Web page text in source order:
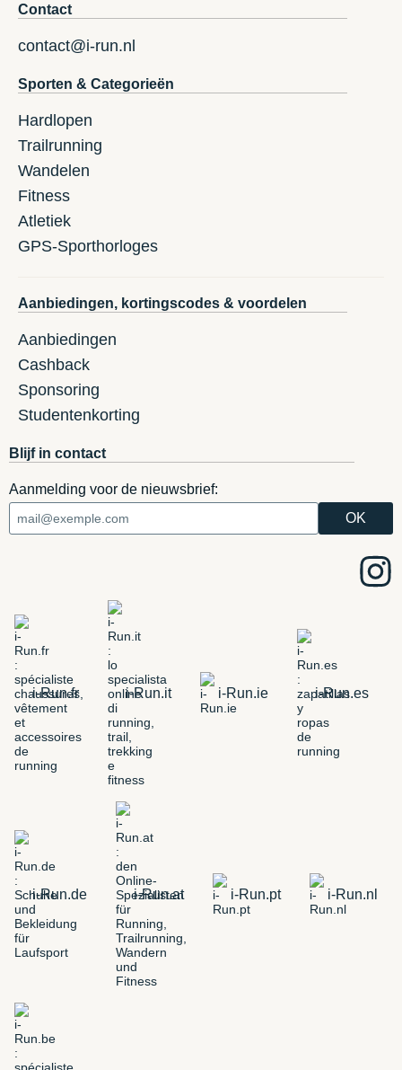
Contact
contact@i-run.nl
Sporten & Categorieën
Hardlopen
Trailrunning
Wandelen
Fitness
Atletiek
GPS-Sporthorloges
Aanbiedingen, kortingscodes & voordelen
Aanbiedingen
Cashback
Sponsoring
Studentenkorting
Blijf in contact
Aanmelding voor de nieuwsbrief:
i-Run.fr i-Run.it i-Run.ie i-Run.es
i-Run.de i-Run.at i-Run.pt i-Run.nl